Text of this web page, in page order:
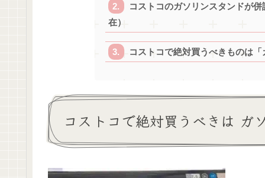
コストコのガソリンスタンドが
在）
コストコで絶対買うべきものは
コストコで絶対買うべきは ガ